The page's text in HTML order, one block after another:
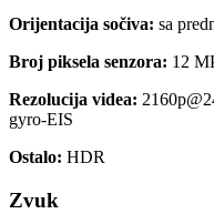
Orijentacija sočiva: sa
Broj piksela senzora: 12
Rezolucija videa:
gyro-EIS
Ostalo: HDR
Zvuk